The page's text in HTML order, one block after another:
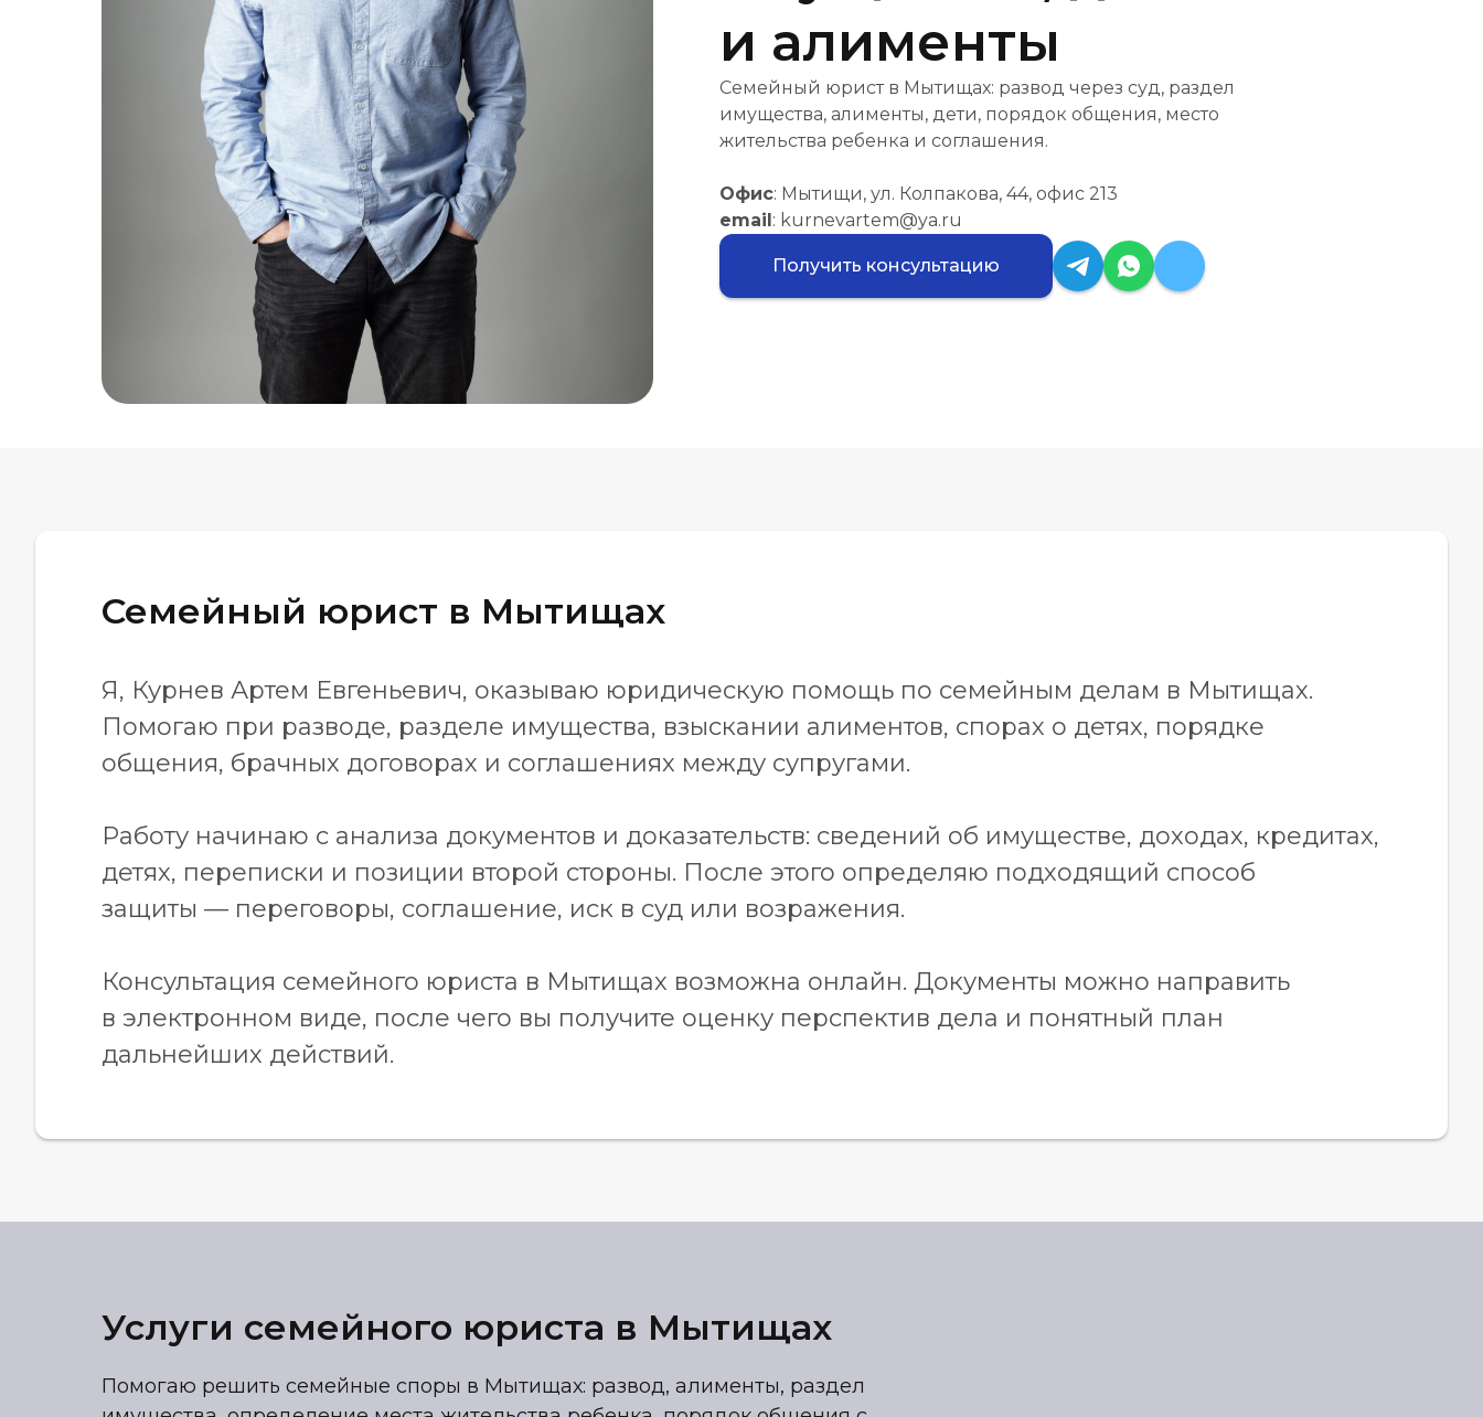
и алименты
Семейный юрист в Мытищах: развод через суд, раздел
имущества, алименты, дети, порядок общения, место
жительства ребенка и соглашения.
Офис: Мытищи, ул. Колпакова, 44, офис 213
email: kurnevartem@ya.ru
Получить консультацию
Семейный юрист в Мытищах
Я, Курнев Артем Евгеньевич, оказываю юридическую помощь по семейным делам в Мытищах.
Помогаю при разводе, разделе имущества, взыскании алиментов, спорах о детях, порядке
общения, брачных договорах и соглашениях между супругами.
Работу начинаю с анализа документов и доказательств: сведений об имуществе, доходах, кредитах,
детях, переписки и позиции второй стороны. После этого определяю подходящий способ
защиты — переговоры, соглашение, иск в суд или возражения.
Консультация семейного юриста в Мытищах возможна онлайн. Документы можно направить
в электронном виде, после чего вы получите оценку перспектив дела и понятный план
дальнейших действий.
Услуги семейного юриста в Мытищах
Помогаю решить семейные споры в Мытищах: развод, алименты, раздел